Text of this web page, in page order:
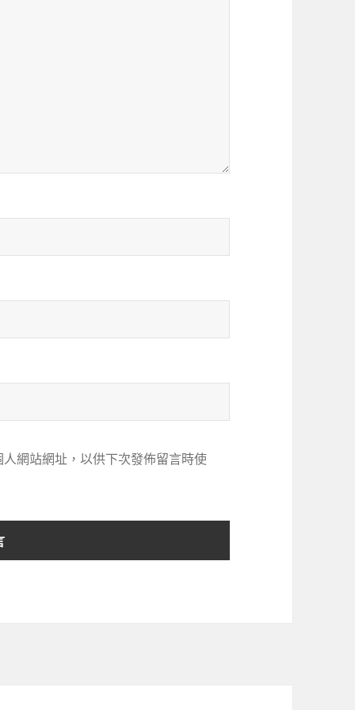
網站網址，以供下次發佈留言時使